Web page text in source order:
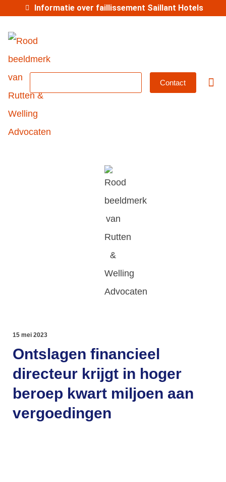
Informatie over faillissement Saillant Hotels
Contact
15 mei 2023
Ontslagen financieel
directeur krijgt in hoger
beroep kwart miljoen aan
vergoedingen